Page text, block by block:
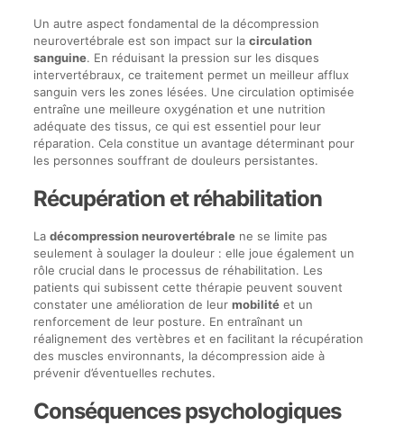
Un autre aspect fondamental de la décompression
neurovertébrale est son impact sur la circulation
sanguine. En réduisant la pression sur les disques
intervertébraux, ce traitement permet un meilleur afflux
sanguin vers les zones lésées. Une circulation optimisée
entraîne une meilleure oxygénation et une nutrition
adéquate des tissus, ce qui est essentiel pour leur
réparation. Cela constitue un avantage déterminant pour
les personnes souffrant de douleurs persistantes.
Récupération et réhabilitation
La décompression neurovertébralene se limite pas
seulement à soulager la douleur : elle joue également un
rôle crucial dans le processus de réhabilitation. Les
patients qui subissent cette thérapie peuvent souvent
constater une amélioration de leur mobilitéet un
renforcement de leur posture. En entraînant un
réalignement des vertèbres et en facilitant la récupération
des muscles environnants, la décompression aide à
prévenir d’éventuelles rechutes.
Conséquences psychologiques